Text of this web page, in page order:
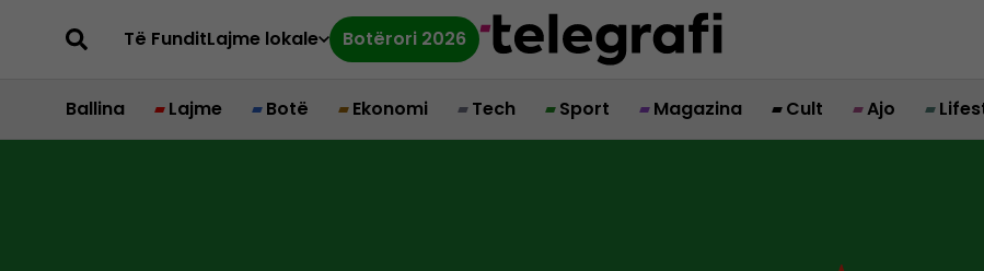
Të FunditLajme lokale Botërori 2026
Ballina Lajme Botë Ekonomi Tech Sport Magazina Cult Ajo